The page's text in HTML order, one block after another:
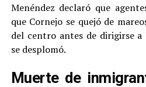
Menéndez declaró que
que Cornejo se quejó de
del centro antes de dirigirse a
se desplomó.
Muerte de